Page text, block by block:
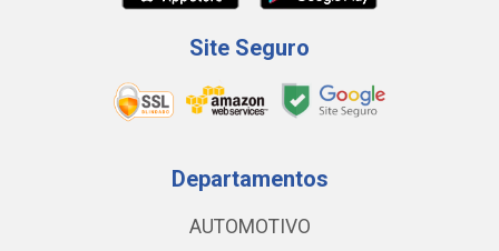
Site Seguro
Departamentos
AUTOMOTIVO